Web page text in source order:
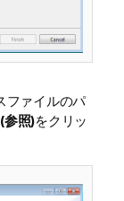
ファイルのパ
照)をクリッ